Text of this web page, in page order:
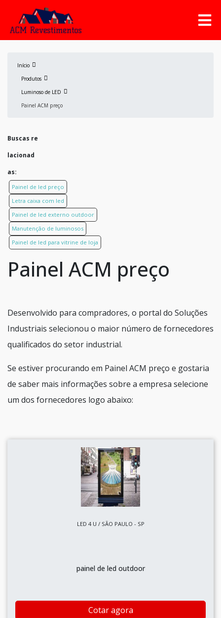
Início
Produtos
Luminoso de LED
Painel ACM preço
Buscas re
lacionad
as:
Painel de led preço
Letra caixa com led
Painel de led externo outdoor
Manutenção de luminosos
Painel de led para vitrine de loja
Painel ACM preço
Desenvolvido para compradores, o portal do Soluções
Industriais selecionou o maior número de fornecedores
qualificados do setor industrial.
Se estiver procurando em Painel ACM preço e gostaria
de saber mais informações sobre a empresa selecione
um dos fornecedores logo abaixo:
LED 4 U / SÃO PAULO - SP
painel de led outdoor
Cotar agora